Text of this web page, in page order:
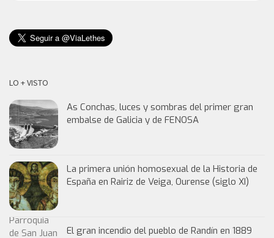
LO + VISTO
As Conchas, luces y sombras del primer gran
embalse de Galicia y de FENOSA
La primera unión homosexual de la Historia de
España en Rairiz de Veiga, Ourense (siglo XI)
El gran incendio del pueblo de Randín en 1889